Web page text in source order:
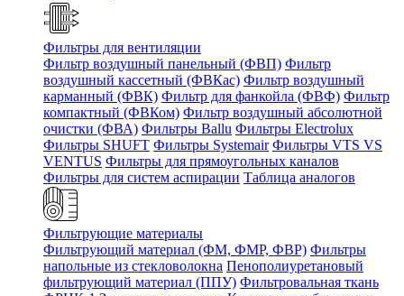
Фильтры для вентиляции
Фильтр воздушный панельный (ФВП) Фильтр
воздушный кассетный (ФВКас) Фильтр воздушный
карманный (ФВК) Фильтр для фанкойла (ФВФ) Фильтр
компактный (ФВКом) Фильтр воздушный абсолютной
очистки (ФВА) Фильтры Ballu Фильтры Electrolux
Фильтры SHUFT Фильтры Systemair Фильтры VTS VS
VENTUS Фильтры для прямоугольных каналов
Фильтры для систем аспирации Таблица аналогов
Фильтрующие материалы
Фильтрующий материал (ФМ, ФМР, ФВР) Фильтры
напольные из стекловолокна Пенополиуретановый
фильтрующий материал (ППУ) Фильтровальная ткань